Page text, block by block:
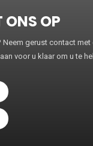
ONS OP
Neem gerust contact
voor u klaar om u te